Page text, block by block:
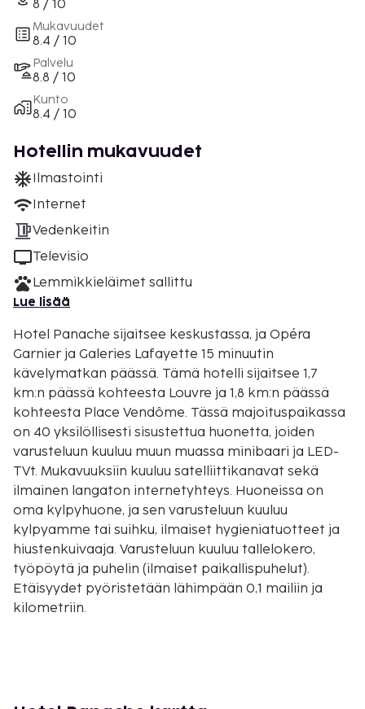
8 / 10
Mukavuudet
8.4 / 10
Palvelu
8.8 / 10
Kunto
8.4 / 10
Hotellin mukavuudet
Ilmastointi
Internet
Vedenkeitin
Televisio
Lemmikkieläimet sallittu
Lue lisää
Hotel Panache sijaitsee keskustassa, ja Opéra
Garnier ja Galeries Lafayette 15 minuutin
kävelymatkan päässä. Tämä hotelli sijaitsee 1,7
km:n päässä kohteesta Louvre ja 1,8 km:n päässä
kohteesta Place Vendôme. Tässä majoituspaikassa
on 40 yksilöllisesti sisustettua huonetta, joiden
varusteluun kuuluu muun muassa minibaari ja LED-
TVt. Mukavuuksiin kuuluu satelliittikanavat sekä
ilmainen langaton internetyhteys. Huoneissa on
oma kylpyhuone, ja sen varusteluun kuuluu
kylpyamme tai suihku, ilmaiset hygieniatuotteet ja
hiustenkuivaaja. Varusteluun kuuluu tallelokero,
työpöytä ja puhelin (ilmaiset paikallispuhelut).
Etäisyydet pyöristetään lähimpään 0,1 mailiin ja
kilometriin.